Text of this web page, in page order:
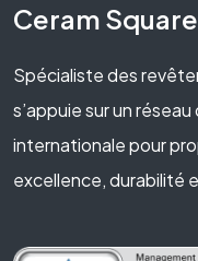
Ceram Square
Spécialiste des
s’appuie sur un
internationale pour
excellence, durabilité